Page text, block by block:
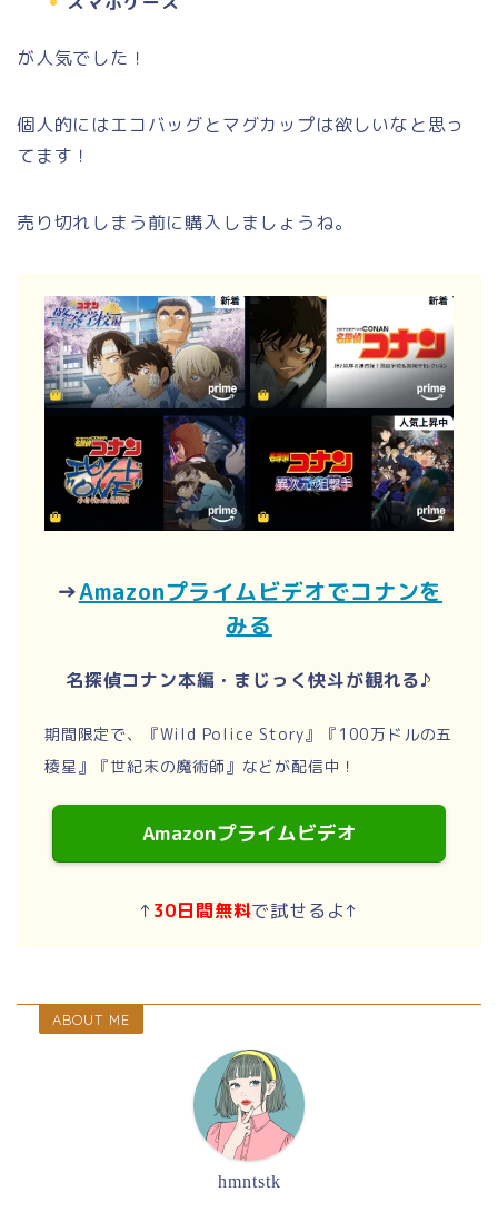
が人気でした！
個人的にはエコバッグとマグカップは欲しいなと思っ
てます！
売り切れしまう前に購入しましょうね。
→Amazonプライムビデオでコナンを
みる
名探偵コナン本編・まじっく快斗が観れる♪
期間限定で、『Wild Police Story』『100万ドルの五
稜星』『世紀末の魔術師』などが配信中！
Amazonプライムビデオ
↑ 30日間無料で試せるよ↑
ABOUT ME
hmntstk